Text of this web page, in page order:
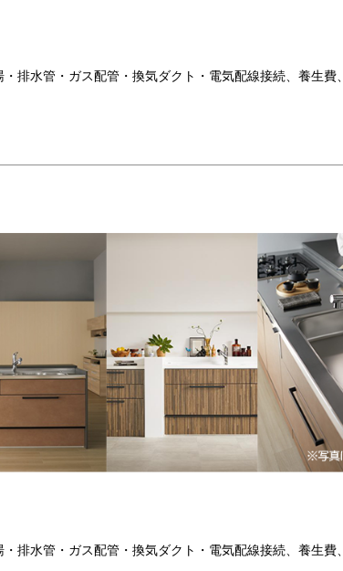
排水管・ガス配管・換気ダクト・電気配線接続、養生費
排水管・ガス配管・換気ダクト・電気配線接続、養生費